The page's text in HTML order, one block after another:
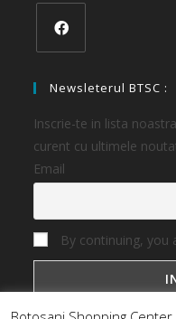
Newsleterul BTSC :
Inscrie-te in lista
curent cu ultimele
Email
By continuing, you